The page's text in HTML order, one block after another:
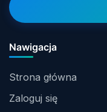
Nawigacja
Strona główna
Zaloguj się